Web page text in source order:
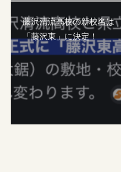
藤沢清流高校の新校名は
「藤沢東」に決定！